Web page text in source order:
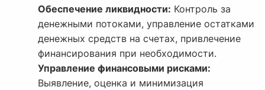
Обеспечение ликвидности: Контроль за
денежными потоками, управление остатками
денежных средств на счетах, привлечение
финансирования при необходимости.
Управление финансовыми рисками:
Выявление, оценка и минимизация